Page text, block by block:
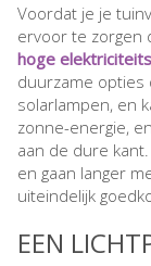
Voordat je je
ervoor te zorgen
hoge
duurzame opties
solarlampen, en
zonne-energie,
aan de dure
en gaan langer
uiteindelijk
EEN